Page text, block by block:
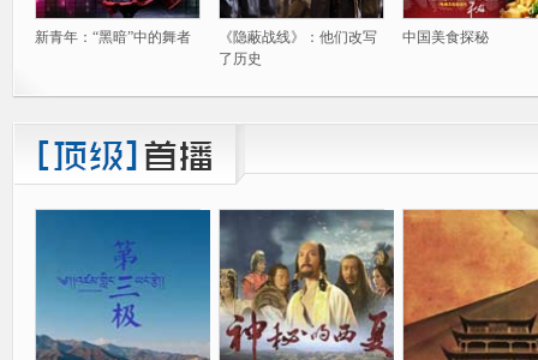
新青年：“黑暗”中的舞者
《隐蔽战线》：他们改写
了历史
中国美食探秘